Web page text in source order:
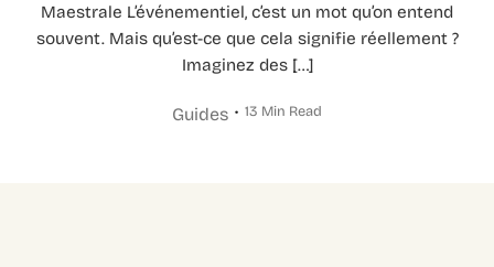
Maestrale L’événementiel, c’est un mot qu’on entend
souvent. Mais qu’est-ce que cela signifie réellement ?
Imaginez des […]
Guides 13 Min Read